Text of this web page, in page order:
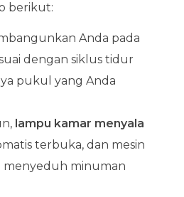
berikut:
Anda pada
dengan siklus tidur
pukul yang Anda
lampu kamar menyala
terbuka, dan mesin
menyeduh minuman